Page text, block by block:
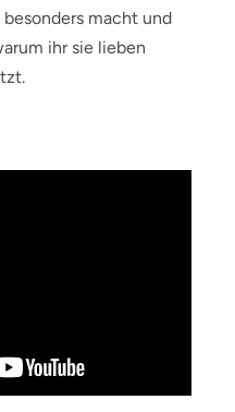
macht und
ihr sie lieben